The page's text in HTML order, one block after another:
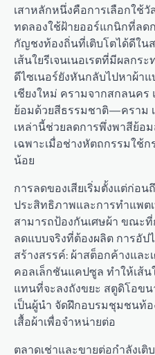
เสาหลักหนึ่งคือการเลือกใช้
ทดลองใช้ฝ้ายออร์แกนิกที่ลด
กัญชงท้องถิ่นที่เติบโตได้ดีใ
เส้นใยรีเจนเนอเรตที่มีผลกร
ดีไซเนอร์ยังหันกลับไปหาผ้า
เชียงใหม่ ครามจากสกลนคร
ย้อมด้วยสีธรรมชาติ—คราม
เหล่านี้ช่วยลดการพึ่งพาสีย้อ
เฉพาะเมื่อช่างหัตถกรรมใช้
น้อย
การลดของเสียเริ่มตั้งแต่ก่อ
ประสิทธิภาพและการทำแพต
สามารถป้องกันเศษผ้า ขณะ
ลดแบบจริงที่ต้องผลิต การอัป
สร้างสรรค์: ผ้าสต็อกค้างและ
คอลเล็กชันแคปซูล ทำให้เส้
แทนที่จะลงถังขยะ สตูดิโอข
เป็นผู้นำ จัดฝึกอบรมชุมชนท้
เสื้อผ้าเพื่อจำหน่ายต่อ
ตลาดเช่าและขายต่อกำลังเติ